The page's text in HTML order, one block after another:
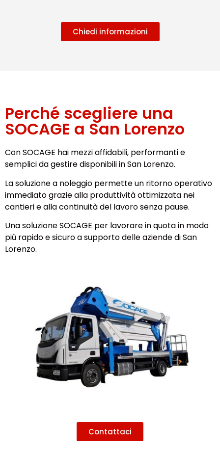
Chiedi informazioni
Perché scegliere una
SOCAGE a San Lorenzo
Con SOCAGE hai mezzi affidabili, performanti e
semplici da gestire disponibili in San Lorenzo.
La soluzione a noleggio permette un ritorno operativo
immediato grazie alla produttività ottimizzata nei
cantieri e alla continuità del lavoro senza pause.
Una soluzione SOCAGE per lavorare in quota in modo
più rapido e sicuro a supporto delle aziende di San
Lorenzo.
Contattaci